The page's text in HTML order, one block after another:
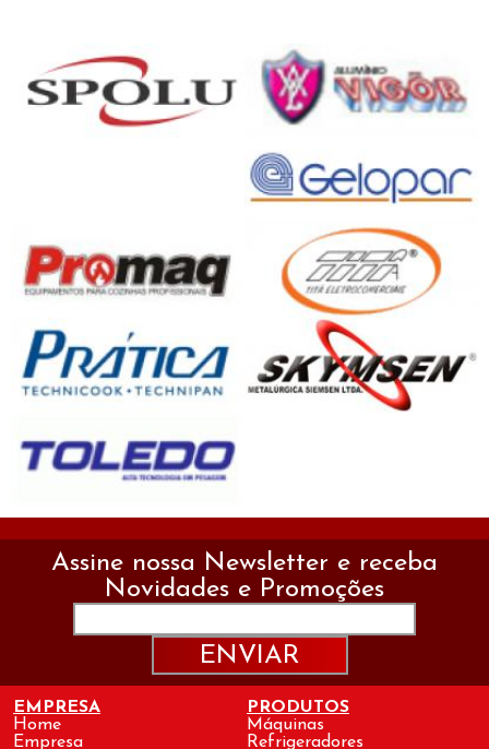
Assine nossa Newsletter e receba
Novidades e Promoções
ENVIAR
EMPRESA
Home
Empresa
PRODUTOS
Máquinas
Refrigeradores